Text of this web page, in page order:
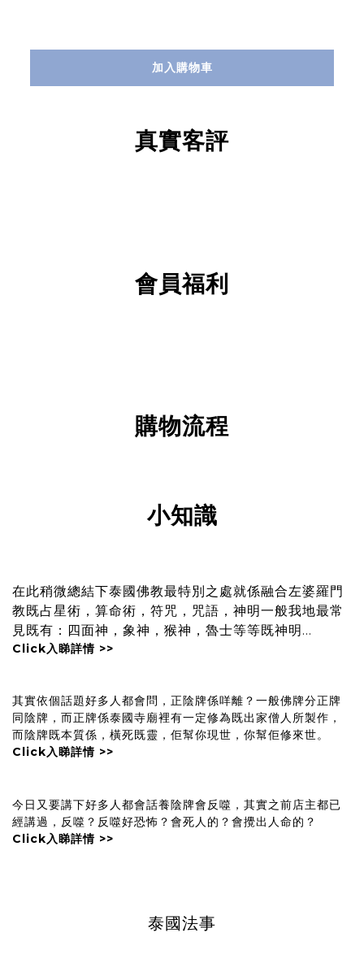
加入購物車
真實客評
會員福利
購物流程
小知識
在此稍微總結下泰國佛教最特別之處就係融合左婆羅門
教既占星術，算命術，符咒，咒語，神明一般我地最常
見既有：四面神，象神，猴神，魯士等等既神明...
Click入睇詳情 >>
其實依個話題好多人都會問，正陰牌係咩離？一般佛牌分正牌
同陰牌，而正牌係泰國寺廟裡有一定修為既出家僧人所製作，
而陰牌既本質係，橫死既靈，佢幫你現世，你幫佢修來世。
Click入睇詳情 >>
今日又要講下好多人都會話養陰牌會反噬，其實之前店主都已
經講過，反噬？反噬好恐怖？會死人的？會攪出人命的？
Click入睇詳情 >>
泰國法事